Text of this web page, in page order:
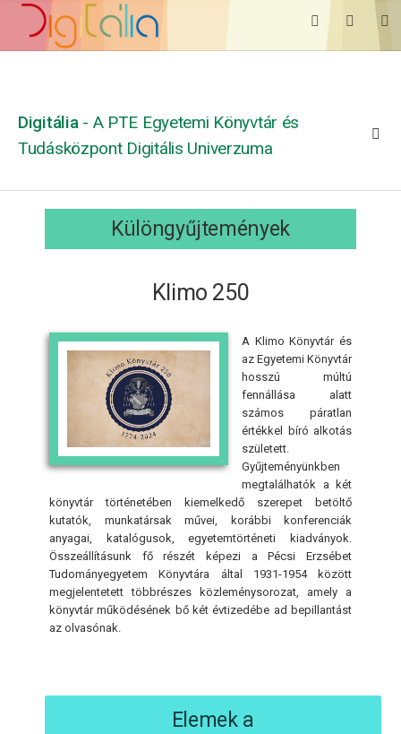
Digitália - A PTE Egyetemi Könyvtár és
Tudásközpont Digitális Univerzuma
Különgyűjtemények
Klimo 250
A Klimo Könyvtár és
az Egyetemi Könyvtár
hosszú múltú
fennállása alatt
számos páratlan
értékkel bíró alkotás
született.
Gyűjteményünkben
megtalálhatók a két
könyvtár történetében kiemelkedő szerepet betöltő
kutatók, munkatársak művei, korábbi konferenciák
anyagai, katalógusok, egyetemtörténeti kiadványok.
Összeállításunk fő részét képezi a Pécsi Erzsébet
Tudományegyetem Könyvtára által 1931-1954 között
megjelentetett többrészes közleménysorozat, amely a
könyvtár működésének bő két évtizedébe ad bepillantást
az olvasónak.
Elemek a